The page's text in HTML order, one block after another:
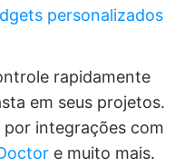
personalizados
rapidamente
em seus projetos.
integrações com
e muito mais.